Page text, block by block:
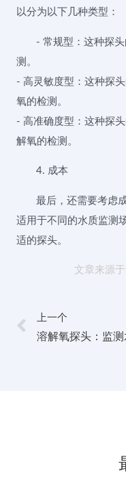
以分为以下几种类型：
- 常规型：这种探
测。
- 高灵敏度型：这种探
氧的检测。
- 高准确度型：这种探
解氧的检测。
4. 成本
最后，还需要考虑
适用于不同的水质监测
适的探头。
文章来源
上一个